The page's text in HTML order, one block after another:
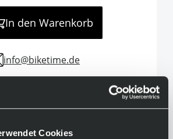
Cookies
In den Warenkorb
info@biketime.de
Qualität und Leistung? Dann